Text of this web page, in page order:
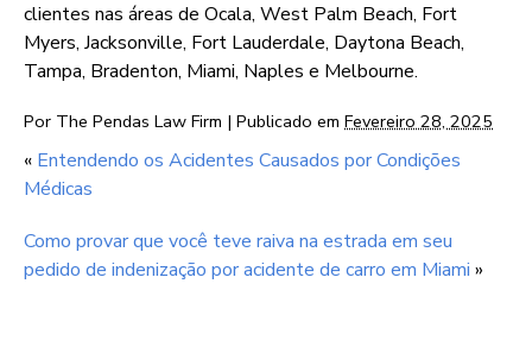
clientes nas áreas de Ocala, West Palm Beach, Fort
Myers, Jacksonville, Fort Lauderdale, Daytona Beach,
Tampa, Bradenton, Miami, Naples e Melbourne.
Por The Pendas Law Firm | Publicado em Fevereiro 28, 2025
« Entendendo os Acidentes Causados por Condições
Médicas
Como provar que você teve raiva na estrada em seu
pedido de indenização por acidente de carro em Miami »